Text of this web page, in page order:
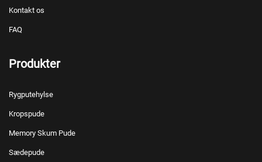
Kontakt os
FAQ
Produkter
Rygputehylse
Kropspude
Memory Skum Pude
Sædepude